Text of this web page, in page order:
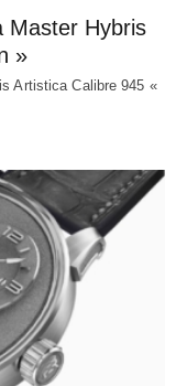
Master Hybris
»
Artistica Calibre 945 «